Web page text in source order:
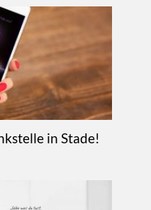
in Stade!